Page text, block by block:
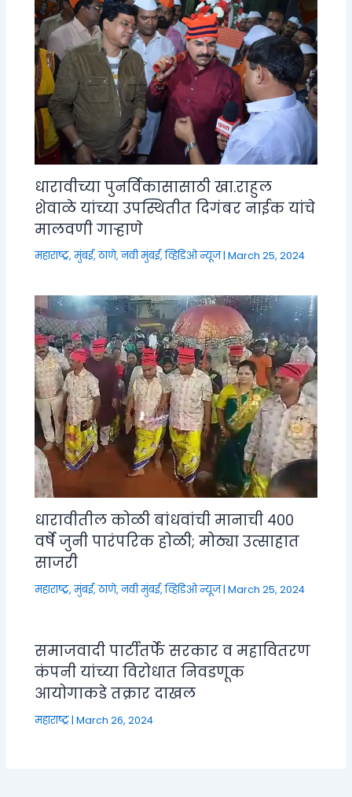
धारावीच्या पुनर्विकासासाठी खा.राहुल
शेवाळे यांच्या उपस्थितीत दिगंबर नाईक यांचे
मालवणी गाऱ्हाणे
महाराष्ट्र,मुंबई, ठाणे, नवी मुंबई,व्हिडिओ न्यूज|March 25, 2024
धारावीतील कोळी बांधवांची मानाची ४००
वर्षे जुनी पारंपरिक होळी; मोठ्या उत्साहात
साजरी
महाराष्ट्र,मुंबई, ठाणे, नवी मुंबई,व्हिडिओ न्यूज|March 25, 2024
समाजवादी पार्टीतर्फे सरकार व महावितरण
कंपनी यांच्या विरोधात निवडणूक
आयोगाकडे तक्रार दाखल
महाराष्ट्र|March 26, 2024